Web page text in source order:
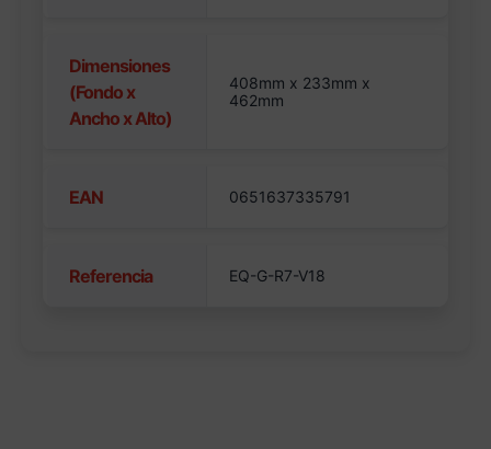
Dimensiones
(Fondo x
Ancho x Alto)
408mm x 233mm x
462mm
EAN 0651637335791
Referencia EQ-G-R7-V18